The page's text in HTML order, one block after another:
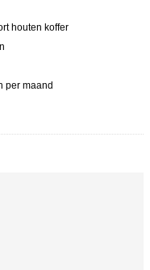
houten koffer
per maand